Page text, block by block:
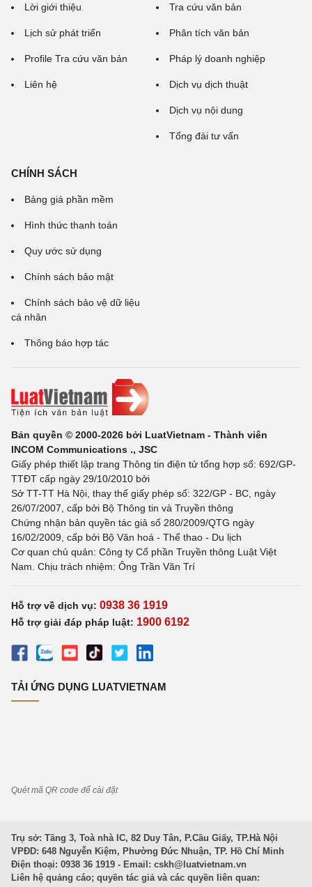
Lời giới thiệu
Lịch sử phát triển
Profile Tra cứu văn bản
Liên hệ
Tra cứu văn bản
Phân tích văn bản
Pháp lý doanh nghiệp
Dịch vụ dịch thuật
Dịch vụ nội dung
Tổng đài tư vấn
CHÍNH SÁCH
Bảng giá phần mềm
Hình thức thanh toán
Quy ước sử dụng
Chính sách bảo mật
Chính sách bảo vệ dữ liệu
cá nhân
Thông báo hợp tác
Bản quyền © 2000-2026 bởi LuatVietnam - Thành viên
INCOM Communications ., JSC
Giấy phép thiết lập trang Thông tin điện tử tổng hợp số: 692/GP-
TTĐT cấp ngày 29/10/2010 bởi
Sở TT-TT Hà Nội, thay thế giấy phép số: 322/GP - BC, ngày
26/07/2007, cấp bởi Bộ Thông tin và Truyền thông
Chứng nhận bản quyền tác giả số 280/2009/QTG ngày
16/02/2009, cấp bởi Bộ Văn hoá - Thể thao - Du lịch
Cơ quan chủ quản: Công ty Cổ phần Truyền thông Luật Việt
Nam. Chịu trách nhiệm: Ông Trần Văn Trí
Hỗ trợ về dịch vụ: 0938 36 1919
Hỗ trợ giải đáp pháp luật: 1900 6192
TẢI ỨNG DỤNG LUATVIETNAM
Quét mã QR code để cài đặt
Trụ sở: Tầng 3, Toà nhà IC, 82 Duy Tân, P.Cầu Giấy, TP.Hà Nội
VPĐD: 648 Nguyễn Kiệm, Phường Đức Nhuận, TP. Hồ Chí Minh
Điện thoại: 0938 36 1919 - Email: cskh@luatvietnam.vn
Liên hệ quảng cáo; quyền tác giả và các quyền liên quan: